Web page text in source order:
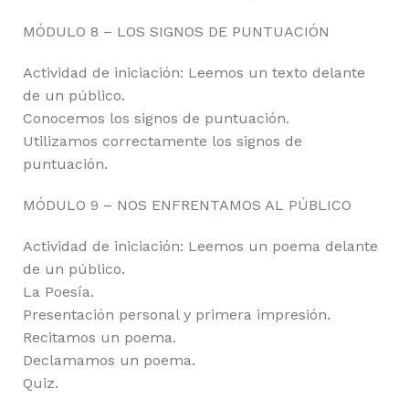
MÓDULO 8 – LOS SIGNOS DE PUNTUACIÓN
Actividad de iniciación: Leemos un texto delante
de un público.
Conocemos los signos de puntuación.
Utilizamos correctamente los signos de
puntuación.
MÓDULO 9 – NOS ENFRENTAMOS AL PÚBLICO
Actividad de iniciación: Leemos un poema delante
de un público.
La Poesía.
Presentación personal y primera impresión.
Recitamos un poema.
Declamamos un poema.
Quiz.